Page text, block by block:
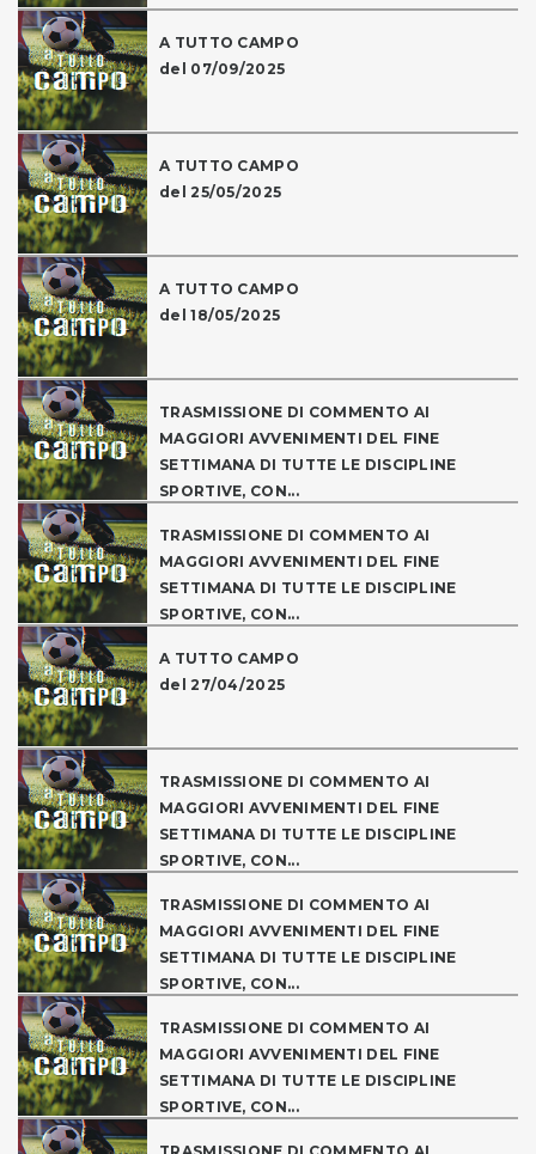
A TUTTO CAMPO
del 07/09/2025
A TUTTO CAMPO
del 25/05/2025
A TUTTO CAMPO
del 18/05/2025
TRASMISSIONE DI COMMENTO AI
MAGGIORI AVVENIMENTI DEL FINE
SETTIMANA DI TUTTE LE DISCIPLINE
SPORTIVE, CON...
TRASMISSIONE DI COMMENTO AI
MAGGIORI AVVENIMENTI DEL FINE
SETTIMANA DI TUTTE LE DISCIPLINE
SPORTIVE, CON...
A TUTTO CAMPO
del 27/04/2025
TRASMISSIONE DI COMMENTO AI
MAGGIORI AVVENIMENTI DEL FINE
SETTIMANA DI TUTTE LE DISCIPLINE
SPORTIVE, CON...
TRASMISSIONE DI COMMENTO AI
MAGGIORI AVVENIMENTI DEL FINE
SETTIMANA DI TUTTE LE DISCIPLINE
SPORTIVE, CON...
TRASMISSIONE DI COMMENTO AI
MAGGIORI AVVENIMENTI DEL FINE
SETTIMANA DI TUTTE LE DISCIPLINE
SPORTIVE, CON...